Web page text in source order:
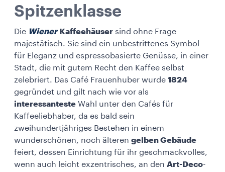
Spitzenklasse
Die Wiener Kaffeehäuser sind ohne Frage
majestätisch. Sie sind ein unbestrittenes Symbol
für Eleganz und espressobasierte Genüsse, in einer
Stadt, die mit gutem Recht den Kaffee selbst
zelebriert. Das Café Frauenhuber wurde 1824
gegründet und gilt nach wie vor als
interessanteste Wahl unter den Cafés für
Kaffeeliebhaber, da es bald sein
zweihundertjähriges Bestehen in einem
wunderschönen, noch älteren gelben Gebäude
feiert, dessen Einrichtung für ihr geschmackvolles,
wenn auch leicht exzentrisches, an den Art-Deco-